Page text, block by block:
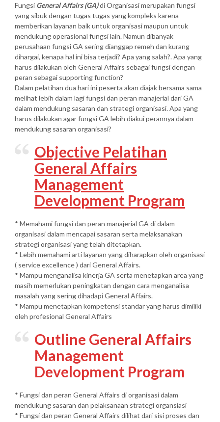
Fungsi General Affairs (GA)di Organisasi merupakan fungsi
yang sibuk dengan tugas tugas yang kompleks karena
memberikan layanan baik untuk organisasi maupun untuk
mendukung operasional fungsi lain. Namun dibanyak
perusahaan fungsi GA sering dianggap remeh dan kurang
dihargai, kenapa hal ini bisa terjadi? Apa yang salah?. Apa yang
harus dilakukan oleh General Affairs sebagai fungsi dengan
peran sebagai supporting function?
Dalam pelatihan dua hari ini peserta akan diajak bersama sama
melihat lebih dalam lagi fungsi dan peran manajerial dari GA
dalam mendukung sasaran dan strategi organisasi. Apa yang
harus dilakukan agar fungsi GA lebih diakui perannya dalam
mendukung sasaran organisasi?
Objective Pelatihan
General Affairs
Management
Development Program
* Memahami fungsi dan peran manajerial GA di dalam
organisasi dalam mencapai sasaran serta melaksanakan
strategi organisasi yang telah ditetapkan.
* Lebih memahami arti layanan yang diharapkan oleh organisasi
( service excellence ) dari General Affairs.
* Mampu menganalisa kinerja GA serta menetapkan area yang
masih memerlukan peningkatan dengan cara menganalisa
masalah yang sering dihadapi General Affairs.
* Mampu menetapkan kompetensi standar yang harus dimiliki
oleh profesional General Affairs
Outline General Affairs
Management
Development Program
* Fungsi dan peran General Affairs di organisasi dalam
mendukung sasaran dan pelaksanaan strategi organsiasi
* Fungsi dan peran General Affairs dilihat dari sisi proses dan